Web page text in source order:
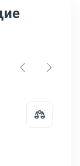
1T02JZ0EU0
Тонер-картридж